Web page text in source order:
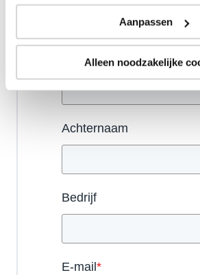
Aanpassen
Alleen noodzakelijke
Voornaam
Achternaam
Bedrijf
E-mail *